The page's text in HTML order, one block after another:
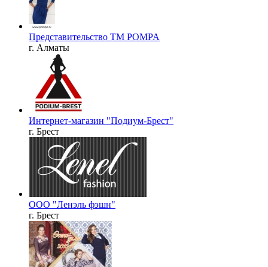
Представительство ТМ POMPA
г. Алматы
Интернет-магазин "Подиум-Брест"
г. Брест
ООО "Ленэль фэшн"
г. Брест